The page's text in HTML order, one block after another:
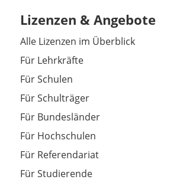
Lizenzen & Angebote
Alle Lizenzen im Überblick
Für Lehrkräfte
Für Schulen
Für Schulträger
Für Bundesländer
Für Hochschulen
Für Referendariat
Für Studierende